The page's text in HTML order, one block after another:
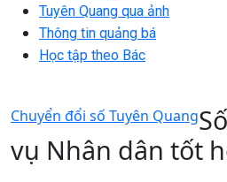
Tuyên Quang qua ảnh
Thông tin quảng bá
Học tập theo Bác
Chuyển đổi số Tuyên Quang
vụ Nhân dân tốt